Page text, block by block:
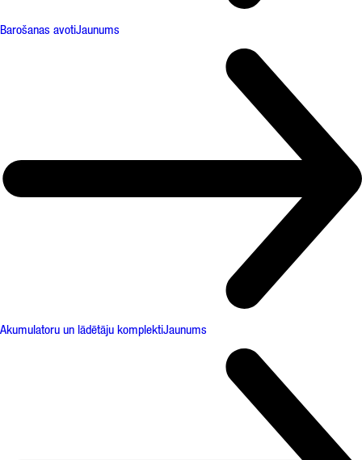
Barošanas avotiJaunums
Akumulatoru un lādētāju komplektiJaunums